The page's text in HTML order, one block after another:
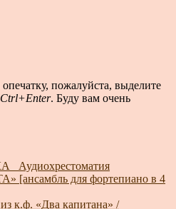
пожалуйста, выделите
Ctrl+Enter. Буду вам очень
Аудиохрестоматия
[ансамбль для фортепиано в 4
к.ф. «Два капитана» /